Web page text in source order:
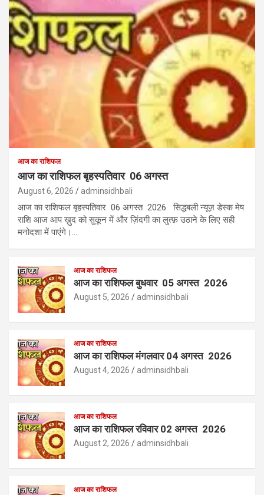
आज का राशिफल
आज का राशिफल बृहस्पतिवार 06 अगस्त
August 6, 2026 adminsidhbali
आज का राशिफल बृहस्पतिवार 06 अगस्त 2026 सिद्धबली न्यूज़ डेस्क मेष
राशि आज आप ख़ुद को सुकून में और ज़िंदगी का लुत्फ़ उठाने के लिए सही
मनोदशा में पाएंगे।…
आज का राशिफल
आज का राशिफल बुधवार 05 अगस्त 2026
August 5, 2026 adminsidhbali
आज का राशिफल
आज का राशिफल मंगलवार 04 अगस्त 2026
August 4, 2026 adminsidhbali
आज का राशिफल
आज का राशिफल रविवार 02 अगस्त 2026
August 2, 2026 adminsidhbali
आज का राशिफल